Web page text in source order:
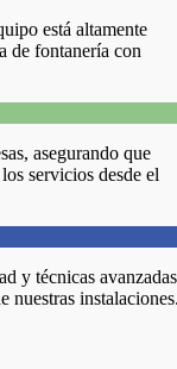
está altamente
de fontanería con
asegurando que
servicios desde el
y técnicas avanzadas
nuestras